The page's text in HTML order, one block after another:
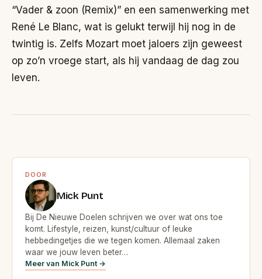
“Vader & zoon (Remix)” en een samenwerking met
René Le Blanc, wat is gelukt terwijl hij nog in de
twintig is. Zelfs Mozart moet jaloers zijn geweest
op zo’n vroege start, als hij vandaag de dag zou
leven.
DOOR
Mick Punt
Bij De Nieuwe Doelen schrijven we over wat ons toe
komt. Lifestyle, reizen, kunst/cultuur of leuke
hebbedingetjes die we tegen komen. Allemaal zaken
waar we jouw leven beter…
Meer van Mick Punt →